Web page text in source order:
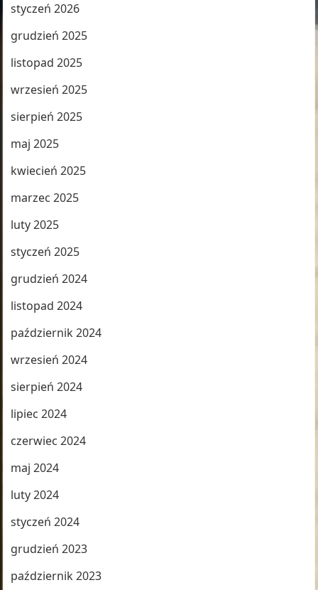
styczeń 2026
grudzień 2025
listopad 2025
wrzesień 2025
sierpień 2025
maj 2025
kwiecień 2025
marzec 2025
luty 2025
styczeń 2025
grudzień 2024
listopad 2024
październik 2024
wrzesień 2024
sierpień 2024
lipiec 2024
czerwiec 2024
maj 2024
luty 2024
styczeń 2024
grudzień 2023
październik 2023